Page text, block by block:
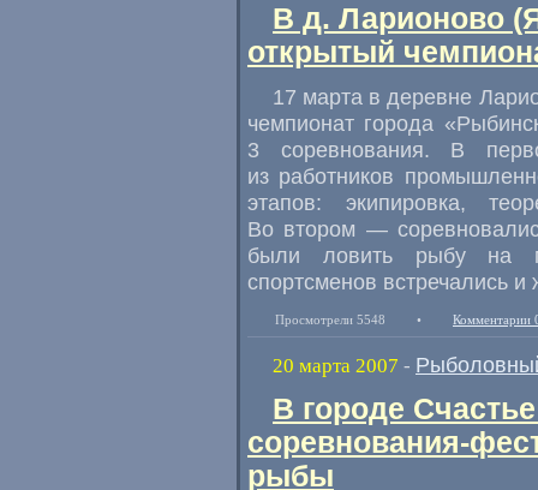
В д. Ларионово
открытый
17 марта в деревне
чемпионат города
3 соревнования. В
из работников
этапов: экипировка,
Во втором —
были ловить рыбу на
спортсменов встречались
Просмотрели 5548 • Комментарии
20 марта 2007 -
В городе
соревнования-
рыбы